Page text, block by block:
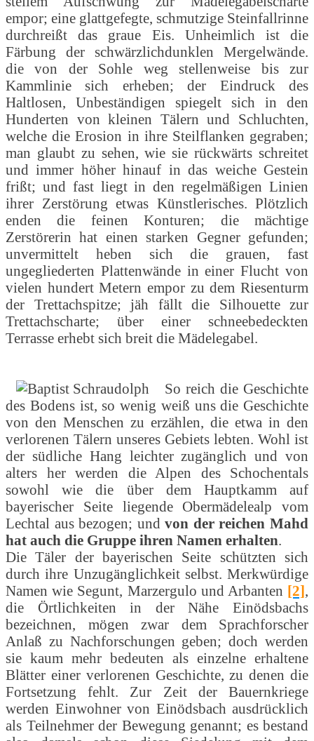
empor; eine glattgefegte, schmutzige Steinfallrinne
durchreißt das graue Eis. Unheimlich ist die
Färbung der schwärzlichdunklen Mergelwände.
die von der Sohle weg stellenweise bis zur
Kammlinie sich erheben; der Eindruck des
Haltlosen, Unbeständigen spiegelt sich in den
Hunderten von kleinen Tälern und Schluchten,
welche die Erosion in ihre Steilflanken gegraben;
man glaubt zu sehen, wie sie rückwärts schreitet
und immer höher hinauf in das weiche Gestein
frißt; und fast liegt in den regelmäßigen Linien
ihrer Zerstörung etwas Künstlerisches. Plötzlich
enden die feinen Konturen; die mächtige
Zerstörerin hat einen starken Gegner gefunden;
unvermittelt heben sich die grauen, fast
ungegliederten Plattenwände in einer Flucht von
vielen hundert Metern empor zu dem Riesenturm
der Trettachspitze; jäh fällt die Silhouette zur
Trettachscharte; über einer schneebedeckten
Terrasse erhebt sich breit die Mädelegabel.
So reich die Geschichte
des Bodens ist, so wenig weiß uns die Geschichte
von den Menschen zu erzählen, die etwa in den
verlorenen Tälern unseres Gebiets lebten. Wohl ist
der südliche Hang leichter zugänglich und von
alters her werden die Alpen des Schochentals
sowohl wie die über dem Hauptkamm auf
bayerischer Seite liegende Obermädelealp vom
Lechtal aus bezogen; undvon der reichen Mahd
hat auch die Gruppe ihren Namen erhalten.
Die Täler der bayerischen Seite schützten sich
durch ihre Unzugänglichkeit selbst. Merkwürdige
Namen wie Segunt, Marzergulo und Arbanten [2],
die Örtlichkeiten in der Nähe Einödsbachs
bezeichnen, mögen zwar dem Sprachforscher
Anlaß zu Nachforschungen geben; doch werden
sie kaum mehr bedeuten als einzelne erhaltene
Blätter einer verlorenen Geschichte, zu denen die
Fortsetzung fehlt. Zur Zeit der Bauernkriege
werden Einwohner von Einödsbach ausdrücklich
als Teilnehmer der Bewegung genannt; es bestand